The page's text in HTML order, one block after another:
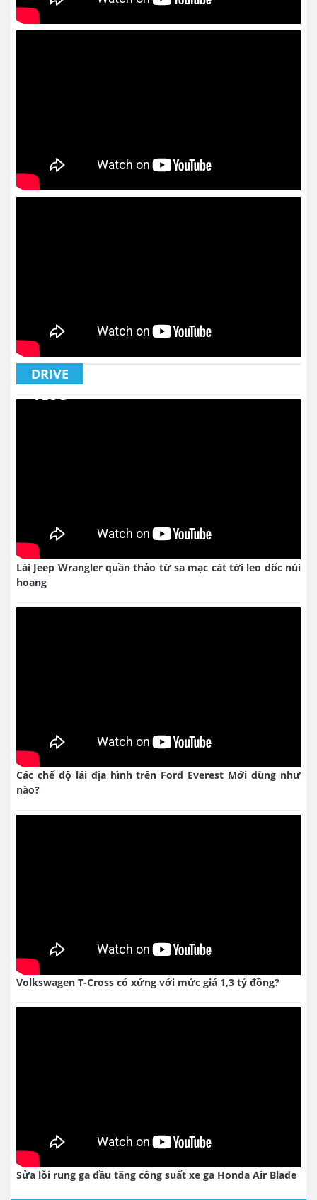
DRIVE
VLOG
Lái Jeep Wrangler quần thảo từ sa mạc cát tới leo dốc núi
hoang
Các chế độ lái địa hình trên Ford Everest Mới dùng như
nào?
Volkswagen T-Cross có xứng với mức giá 1,3 tỷ đồng?
Sửa lỗi rung ga đầu tăng công suất xe ga Honda Air Blade